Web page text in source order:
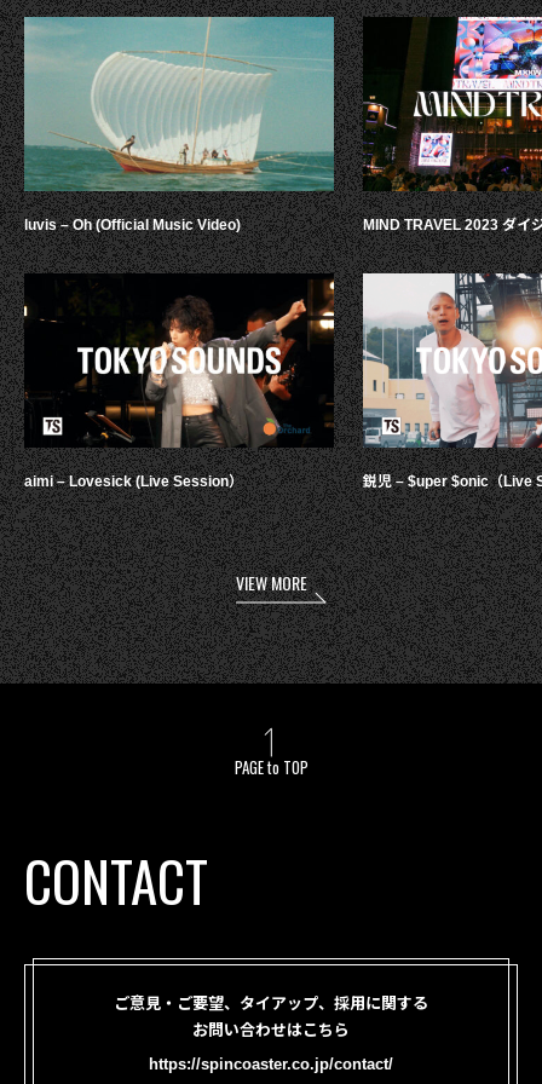
luvis – Oh (Official Music Video)
aimi – Lovesick (Live Session）
MIND TRAVEL 2023 ダイ
鋭児 – $uper $onic（Live
VIEW MORE
PAGE to TOP
CONTACT
ご意見・ご要望、タイアップ、採用に関する
お問い合わせはこちら
https://spincoaster.co.jp/contact/